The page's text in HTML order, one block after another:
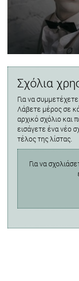
Σχόλια
Για να
Λάβετε μέρος σε
αρχικό σχόλιο και
εισάγετε ένα νέο
τέλος της λίστας.
Για να